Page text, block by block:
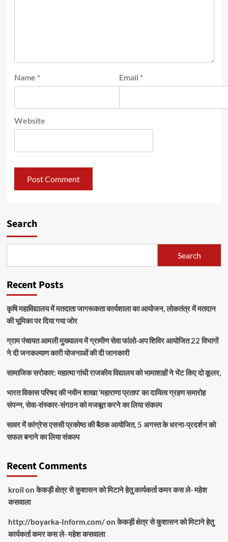
Name * Email *
Website
Search
Search
Recent Posts
कृषि महाविद्यालय में मतदाता जागरूकता कार्यशाला का आयोजन, लोकतंत्र में मतदान
की भूमिका पर दिया गया जोर
ग्राम पंचायत आमली मुख्यालय में ग्रामीण सेवा फांलो-अप शिविर आयोजित 22 विभागों
ने दी जनकल्याण कारी योजनाओं की दी जानकारी
सामाजिक सरोकार: महात्मा गांधी राजकीय विद्यालय को भामाशाहों ने भेंट किए दो कूलर,
भारत विकास परिषद की नवीन शाखा ‘महाराणा प्रताप’ का दायित्व ग्रहण समारोह
संपन्न, सेवा-संस्कार-संगठन को मजबूत करने का लिया संकल्प
सावर में कांग्रेस एससी प्रकोष्ठ की बैठक आयोजित, 5 अगस्त के धरना-प्रदर्शन को
सफल बनाने का लिया संकल्प
Recent Comments
kroll onकेकड़ी क्षेत्र से कुशासन को मिटाने हेतु कार्यकर्ता कमर कस ले- महेश
कसवाला
http://boyarka-Inform.com/onकेकड़ी क्षेत्र से कुशासन को मिटाने हेतु
कार्यकर्ता कमर कस ले- महेश कसवाला